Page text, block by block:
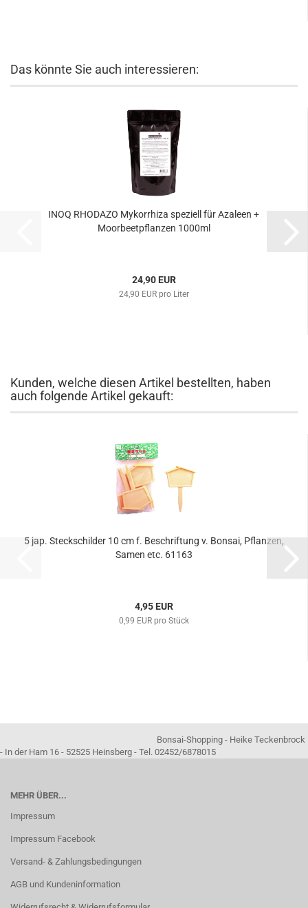
Das könnte Sie auch interessieren:
INOQ RHODAZO Mykorrhiza speziell für Azaleen +
Moorbeetpflanzen 1000ml
24,90 EUR
24,90 EUR pro Liter
Kunden, welche diesen Artikel bestellten, haben
auch folgende Artikel gekauft:
5 jap. Steckschilder 10 cm f. Beschriftung v. Bonsai, Pflanzen,
Samen etc. 61163
4,95 EUR
0,99 EUR pro Stück
Bonsai-Shopping - Heike Teckenbrock
- In der Ham 16 - 52525 Heinsberg - Tel. 02452/6878015
MEHR ÜBER...
Impressum
Impressum Facebook
Versand- & Zahlungsbedingungen
AGB und Kundeninformation